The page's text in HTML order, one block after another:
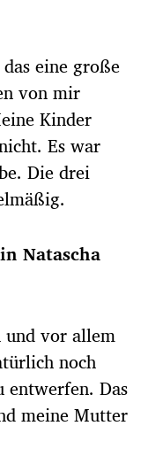
eine große
von mir
Kinder
Es war
Die drei
Natascha
und vor allem
noch
entwerfen. Das
meine Mutter